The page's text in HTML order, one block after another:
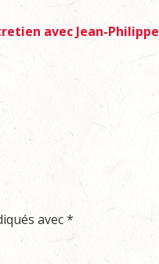
avec Jean-Philippe
avec*